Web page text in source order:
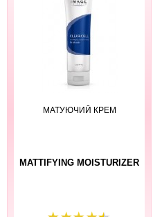
МАТУЮЧИЙ КРЕМ
MATTIFYING MOISTURIZER